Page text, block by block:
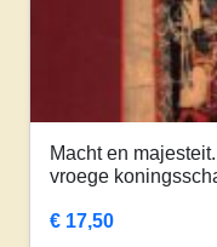
Macht en
vroege
€ 17,50